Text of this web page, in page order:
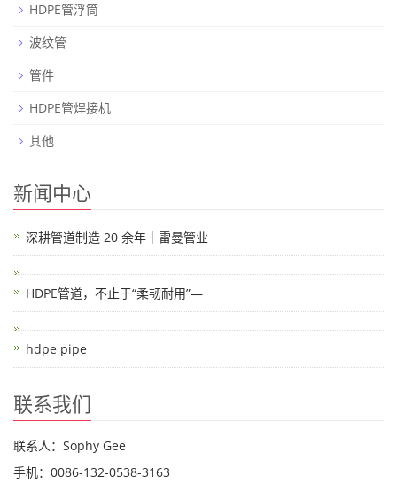
HDPE管浮筒
波纹管
管件
HDPE管焊接机
其他
新闻中心
深耕管道制造 20 余年｜雷曼管业
HDPE管道，不止于“柔韧耐用”—
hdpe pipe
联系我们
联系人：Sophy Gee
手机：0086-132-0538-3163